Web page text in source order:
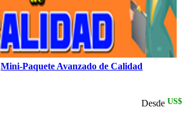
Mini-Paquete Avanzado de Calidad
Desde US$